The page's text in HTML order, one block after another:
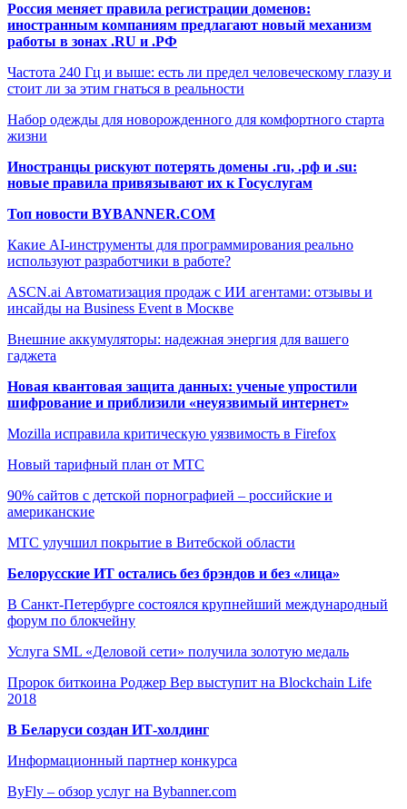
Россия меняет правила регистрации доменов:
иностранным компаниям предлагают новый механизм
работы в зонах .RU и .РФ
Частота 240 Гц и выше: есть ли предел человеческому глазу и
стоит ли за этим гнаться в реальности
Набор одежды для новорожденного для комфортного старта
жизни
Иностранцы рискуют потерять домены .ru, .рф и .su:
новые правила привязывают их к Госуслугам
Топ новости BYBANNER.COM
Какие AI-инструменты для программирования реально
используют разработчики в работе?
ASCN.ai Автоматизация продаж с ИИ агентами: отзывы и
инсайды на Business Event в Москве
Внешние аккумуляторы: надежная энергия для вашего
гаджета
Новая квантовая защита данных: ученые упростили
шифрование и приблизили «неуязвимый интернет»
Mozilla исправила критическую уязвимость в Firefox
Новый тарифный план от МТС
90% сайтов с детской порнографией – российские и
американские
МТС улучшил покрытие в Витебской области
Белорусские ИТ остались без брэндов и без «лица»
В Санкт-Петербурге состоялся крупнейший международный
форум по блокчейну
Услуга SML «Деловой сети» получила золотую медаль
Пророк биткоина Роджер Вер выступит на Blockchain Life
2018
В Беларуси создан ИТ-холдинг
Информационный партнер конкурса
ByFly – обзор услуг на Bybanner.com